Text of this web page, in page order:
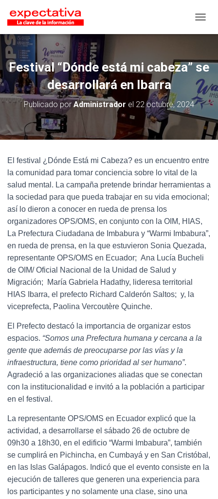
Festival “Dónde está mi cabeza” se
desarrollará en Ibarra
Publicado porAdministrador el 22 octubre, 2024
El festival ¿Dónde Está mi Cabeza? es un encuentro entre
la comunidad para tomar conciencia sobre lo vital de la
salud mental. La campaña pretende brindar herramientas a
la sociedad para que pueda trabajar en su vida emocional;
así lo dieron a conocer en rueda de prensa los
organizadores OPS/OMS, en conjunto con la OIM, HIAS,
La Prefectura Ciudadana de Imbabura y “Warmi Imbabura”,
en rueda de prensa, en la que estuvieron Sonia Quezada,
representante OPS/OMS en Ecuador; Ana Lucía Bucheli
de OIM/ Oficial Nacional de la Unidad de Salud y
Migración; María Gabriela Hadathy, lideresa territorial
HIAS Ibarra, el prefecto Richard Calderón Saltos; y, la
viceprefecta, Paolina Vercoutère Quinche.
El Prefecto destacó la importancia de organizar estos
espacios. “Somos una Prefectura humana y cercana a la
gente que además de preocuparse por las vías y la
infraestructura, tiene como prioridad al ser humano”.
Agradeció a las organizaciones aliadas que se conectan
con la institucionalidad e invitó a la población a participar
en el festival.
La representante OPS/OMS en Ecuador explicó que la
actividad, a desarrollarse el sábado 26 de octubre de
09h30 a 18h30, en el edificio “Warmi Imbabura”, también
se cumplirá en Pichincha, en Cumbayá y en San Cristóbal,
en las Islas Galápagos. Indicó que el evento consiste en la
ejecución de talleres que generen una experiencia para
los participantes y no solamente una clase, sino una